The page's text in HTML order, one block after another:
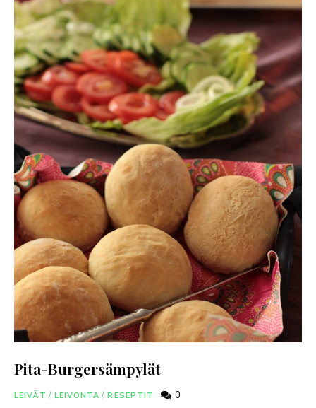
Pita-Burgersämpylät
LEIVÄT / LEIVONTA / RESEPTIT 0